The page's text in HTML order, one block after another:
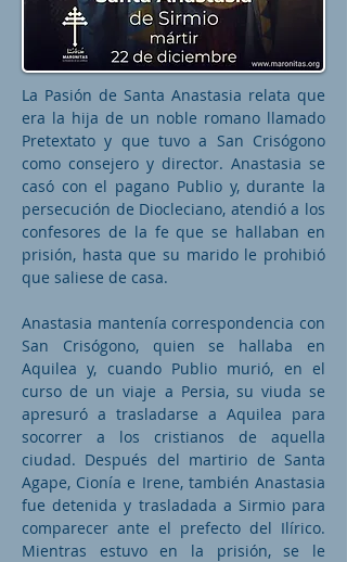
La Pasión de Santa Anastasia relata que
era la hija de un noble romano llamado
Pretextato y que tuvo a San Crisógono
como consejero y director. Anastasia se
casó con el pagano Publio y, durante la
persecución de Diocleciano, atendió a los
confesores de la fe que se hallaban en
prisión, hasta que su marido le prohibió
que saliese de casa.
Anastasia mantenía correspondencia con
San Crisógono, quien se hallaba en
Aquilea y, cuando Publio murió, en el
curso de un viaje a Persia, su viuda se
apresuró a trasladarse a Aquilea para
socorrer a los cristianos de aquella
ciudad. Después del martirio de Santa
Agape, Cionía e Irene, también Anastasia
fue detenida y trasladada a Sirmio para
comparecer ante el prefecto del Ilírico.
Mientras estuvo en la prisión, se le